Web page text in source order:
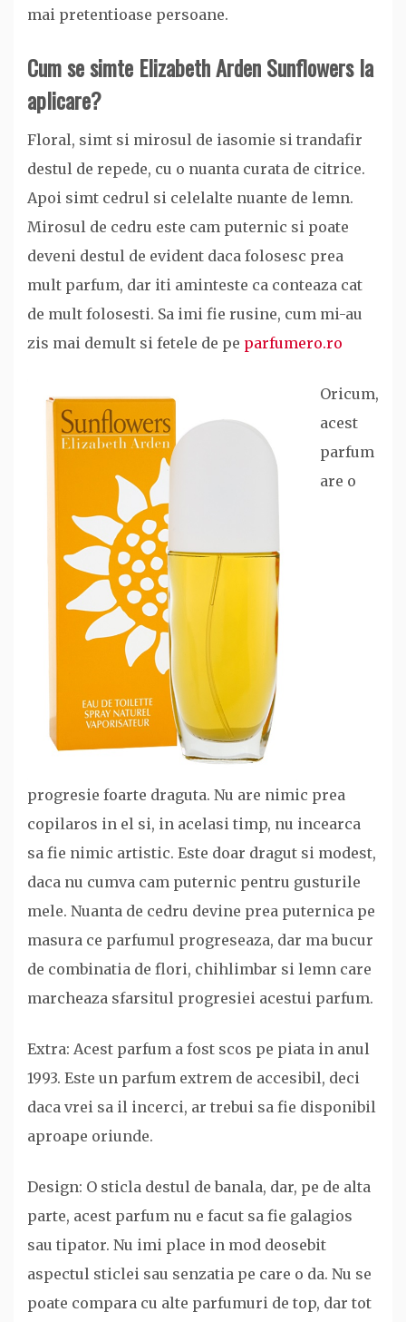
mai pretentioase persoane.
Cum se simte Elizabeth Arden Sunflowers la
aplicare?
Floral, simt si mirosul de iasomie si trandafir
destul de repede, cu o nuanta curata de citrice.
Apoi simt cedrul si celelalte nuante de lemn.
Mirosul de cedru este cam puternic si poate
deveni destul de evident daca folosesc prea
mult parfum, dar iti aminteste ca conteaza cat
de mult folosesti. Sa imi fie rusine, cum mi-au
zis mai demult si fetele de pe parfumero.ro
Oricum,
acest
parfum
are o
progresie foarte draguta. Nu are nimic prea
copilaros in el si, in acelasi timp, nu incearca
sa fie nimic artistic. Este doar dragut si modest,
daca nu cumva cam puternic pentru gusturile
mele. Nuanta de cedru devine prea puternica pe
masura ce parfumul progreseaza, dar ma bucur
de combinatia de flori, chihlimbar si lemn care
marcheaza sfarsitul progresiei acestui parfum.
Extra: Acest parfum a fost scos pe piata in anul
1993. Este un parfum extrem de accesibil, deci
daca vrei sa il incerci, ar trebui sa fie disponibil
aproape oriunde.
Design: O sticla destul de banala, dar, pe de alta
parte, acest parfum nu e facut sa fie galagios
sau tipator. Nu imi place in mod deosebit
aspectul sticlei sau senzatia pe care o da. Nu se
poate compara cu alte parfumuri de top, dar tot